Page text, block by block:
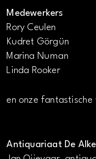
Medewerkers
Rory Ceulen
Kudret Görgün
Marina Numan
Linda Rooker
en onze fantastische
Antiquariaat De